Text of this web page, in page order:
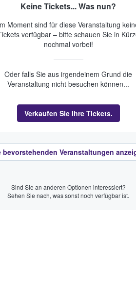
Keine Tickets... Was nun?
Moment sind für diese Veranstaltung
verfügbar – bitte schauen Sie in
nochmal vorbei!
Oder falls Sie aus irgendeinem Grund die
Veranstaltung nicht besuchen können...
Verkaufen Sie Ihre Tickets.
bevorstehenden Veranstaltungen
Sind Sie an anderen Optionen interessiert?
Sehen Sie nach, was sonst noch verfügbar ist.